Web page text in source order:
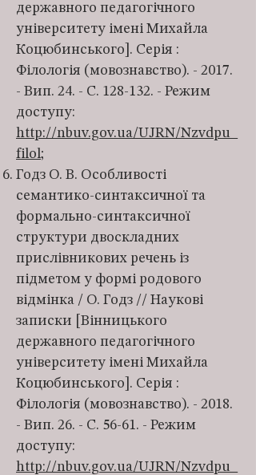
державного педагогічного
університету імені Михайла
Коцюбинського]. Серія :
Філологія (мовознавство). - 2017.
- Вип. 24. - С. 128-132. - Режим
доступу:
http://nbuv.gov.ua/UJRN/Nzvdpu_
filol;
Годз О. В. Особливості
семантико-синтаксичної та
формально-синтаксичної
структури двоскладних
прислівникових речень із
підметом у формі родового
відмінка / О. Годз // Наукові
записки [Вінницького
державного педагогічного
університету імені Михайла
Коцюбинського]. Серія :
Філологія (мовознавство). - 2018.
- Вип. 26. - С. 56-61. - Режим
доступу:
http://nbuv.gov.ua/UJRN/Nzvdpu_